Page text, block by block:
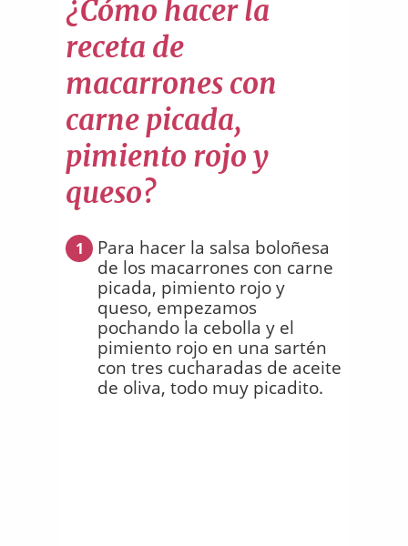
¿Cómo hacer la
receta de
macarrones con
carne picada,
pimiento rojo y
queso?
1
Para hacer la salsa boloñesa
de los macarrones con carne
picada, pimiento rojo y
queso, empezamos
pochando la cebolla y el
pimiento rojo en una sartén
con tres cucharadas de aceite
de oliva, todo muy picadito.